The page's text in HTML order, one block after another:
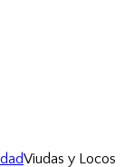
Viudas y Locos